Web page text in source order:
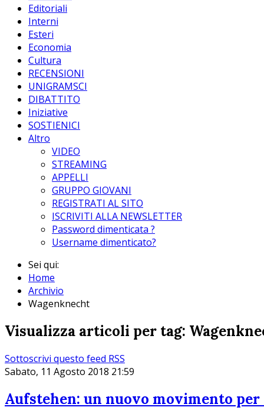
Editoriali
Interni
Esteri
Economia
Cultura
RECENSIONI
UNIGRAMSCI
DIBATTITO
Iniziative
SOSTIENICI
Altro
VIDEO
STREAMING
APPELLI
GRUPPO GIOVANI
REGISTRATI AL SITO
ISCRIVITI ALLA NEWSLETTER
Password dimenticata ?
Username dimenticato?
Sei qui:
Home
Archivio
Wagenknecht
Visualizza articoli per tag:
Sottoscrivi questo feed RSS
Sabato, 11 Agosto 2018 21:59
Aufstehen: un nuovo movimento